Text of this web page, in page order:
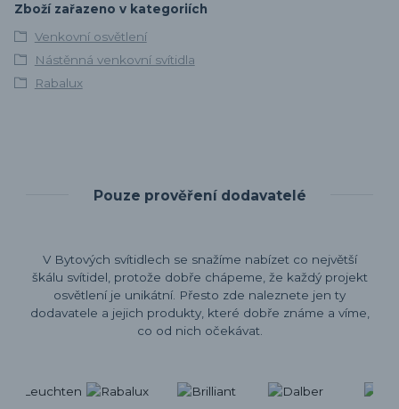
Zboží zařazeno v kategoriích
Venkovní osvětlení
Nástěnná venkovní svítidla
Rabalux
Pouze prověření dodavatelé
V Bytových svítidlech se snažíme nabízet co největší
škálu svítidel, protože dobře chápeme, že každý projekt
osvětlení je unikátní. Přesto zde naleznete jen ty
dodavatele a jejich produkty, které dobře známe a víme,
co od nich očekávat.